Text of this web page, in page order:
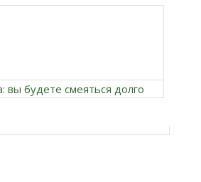
вы будете смеяться долго